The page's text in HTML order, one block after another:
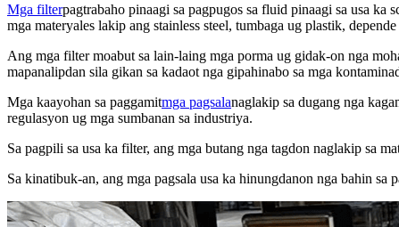
Mga filterpagtrabaho pinaagi sa pagpugos sa fluid pinaagi sa usa
mga materyales lakip ang stainless steel, tumbaga ug plastik,
Ang mga filter moabut sa lain-laing mga porma ug gidak-on nga
mapanalipdan sila gikan sa kadaot nga gipahinabo sa mga
Mga kaayohan sa paggamitmga pagsalanaglakip sa dugang nga
regulasyon ug mga sumbanan sa industriya.
Sa pagpili sa usa ka filter, ang mga butang nga tagdon naglakip sa
Sa kinatibuk-an, ang mga pagsala usa ka hinungdanon nga bahin